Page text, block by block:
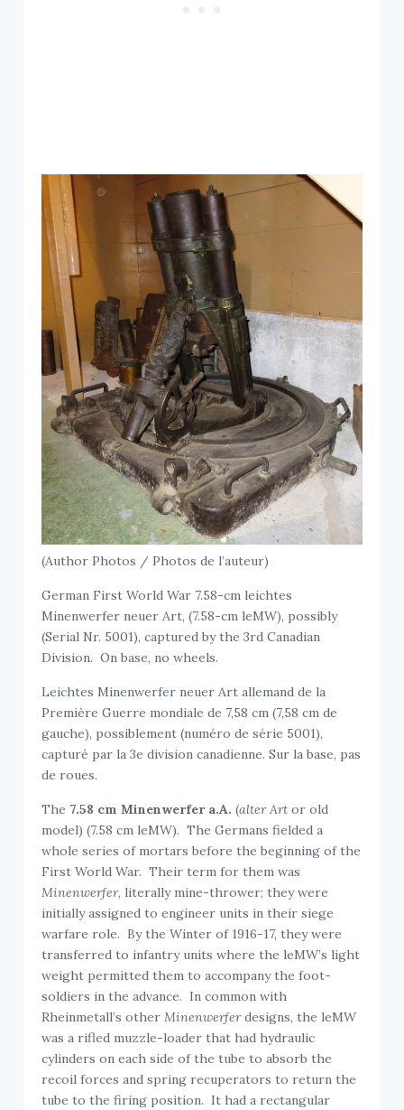
(Author Photos / Photos de l’auteur)
German First World War 7.58-cm leichtes
Minenwerfer neuer Art, (7.58-cm leMW), possibly
(Serial Nr. 5001), captured by the 3rd Canadian
Division. On base, no wheels.
Leichtes Minenwerfer neuer Art allemand de la
Première Guerre mondiale de 7,58 cm (7,58 cm de
gauche), possiblement (numéro de série 5001),
capturé par la 3e division canadienne. Sur la base, pas
de roues.
The 7.58 cm Minenwerfer a.A.(alter Art or old
model) (7.58 cm leMW). The Germans fielded a
whole series of mortars before the beginning of the
First World War. Their term for them was
Minenwerfer, literally mine-thrower; they were
initially assigned to engineer units in their siege
warfare role. By the Winter of 1916-17, they were
transferred to infantry units where the leMW’s light
weight permitted them to accompany the foot-
soldiers in the advance. In common with
Rheinmetall’s otherMinenwerferdesigns, the leMW
was a rifled muzzle-loader that had hydraulic
cylinders on each side of the tube to absorb the
recoil forces and spring recuperators to return the
tube to the firing position. It had a rectangular